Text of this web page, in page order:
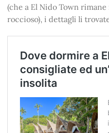
(che a El Nido Town
roccioso), i dettagli li